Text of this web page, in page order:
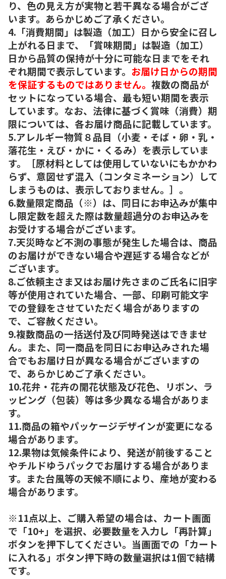
り、色の見え方が実物と若干異なる場合がござ
います。あらかじめご了承ください。
4.「消費期間」は製造（加工）日から安全に召し
上がれる日まで、「賞味期間」は製造（加工）
日から品質の保持が十分に可能な日までをそれ
ぞれ期間で表示しています。 お届け日からの期間
を保証するものではありません。 複数の商品が
セットになっている場合、最も短い期間を表示
しています。なお、法律に基づく賞味（消費）期
限については、各お届け商品に記載しています。
5.アレルギー物質８品目（小麦・そば・卵・乳・
落花生・えび・かに・くるみ）を表示していま
す。［原材料としては使用していないにもかかわ
らず、意図せず混入（コンタミネーション）して
しまうものは、表示しておりません。］。
6.数量限定商品（※）は、同日にお申込みが集中
し限定数を超えた際は数量超過分のお申込みを
お受けする場合がございます。
7.天災時など不測の事態が発生した場合は、商品
のお届けができない場合や遅延する場合などが
ございます。
8.ご依頼主さま又はお届け先さまのご氏名に旧字
等が使用されていた場合、一部、印刷可能文字
での登録をさせていただく場合がありますの
で、ご容赦ください。
9.複数商品の一括送付及び同時発送はできませ
ん。また、同一商品を同日にお申込みされた場
合でもお届け日が異なる場合がございますの
で、あらかじめご了承ください。
10.花弁・花卉の開花状態及び花色、リボン、ラ
ッピング（包装）等は多少異なる場合がありま
す。
11.商品の箱やパッケージデザインが変更になる
場合があります。
12.果物は気候条件により、発送が前後すること
やチルドゆうパックでお届けする場合がありま
す。また台風等の天候不順により、産地が変わる
場合があります。
※11点以上、ご購入希望の場合は、カート画面
で「10+」を選択、必要数量を入力し「再計算」
ボタンを押下してください。当画面での「カート
に入れる」ボタン押下時の数量選択は1個で結構
です。